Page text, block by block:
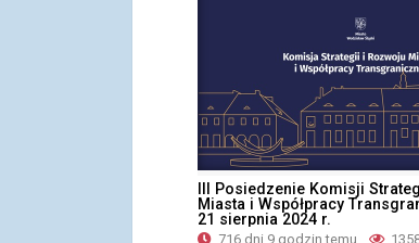
III Posiedzenie Komisji
Miasta i Współpracy
21 sierpnia 2024 r.
716 dni 9 godzin temu